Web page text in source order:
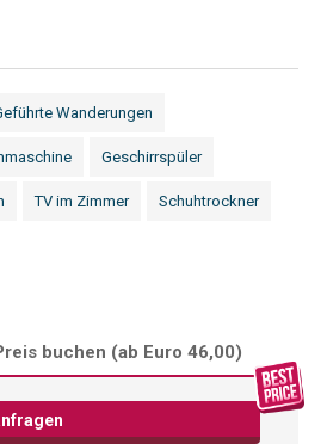
Wanderungen
Geschirrspüler
TV im Zimmer Schuhtrockner
buchen (ab Euro 46,00)